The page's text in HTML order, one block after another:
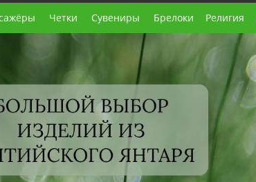
Четки Сувениры Брелоки Религия